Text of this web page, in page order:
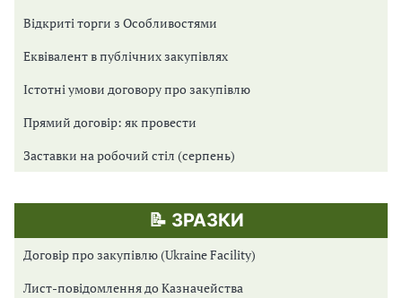
Відкриті торги з Особливостями
Еквівалент в публічних закупівлях
Істотні умови договору про закупівлю
Прямий договір: як провести
Заставки на робочий стіл (серпень)
📝 ЗРАЗКИ
Договір про закупівлю (Ukraine Facility)
Лист-повідомлення до Казначейства